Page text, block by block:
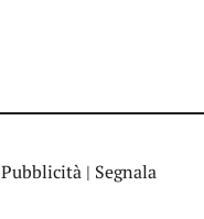
Pubblicità | Segnala